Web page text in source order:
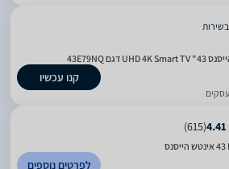
קנו עכשיו
4.41
(
615
)
לפרטים נוספים